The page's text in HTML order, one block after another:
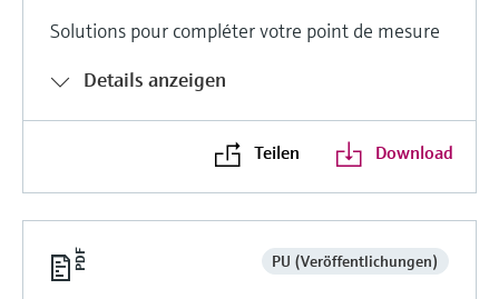
Solutions pour compléter votre point de mesure
Details anzeigen
Teilen Download
PU (Veröffentlichungen)